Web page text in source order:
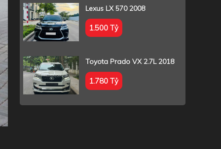
Lexus LX 570 2008
1.500 Tỷ
Toyota Prado VX 2.7L 2018
1.780 Tỷ